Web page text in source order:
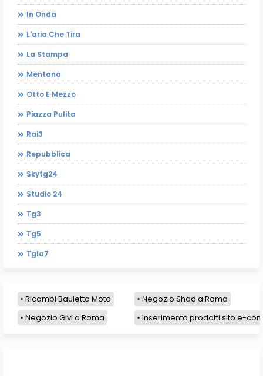
In Onda
L'aria Che Tira
La Stampa
Mentana
Otto E Mezzo
Piazza Pulita
Rai3
Repubblica
Skytg24
Studio 24
Tg3
Tg5
Tgla7
Ricambi Bauletto Moto
Negozio Shad a Roma
Negozio Givi a Roma
Inserimento prodotti sito e-